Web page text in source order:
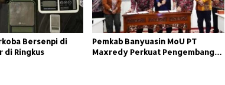
Bersenpi di
di Ringkus
Pemkab Banyuasin MoU PT
Maxredy Perkuat Pengembangan